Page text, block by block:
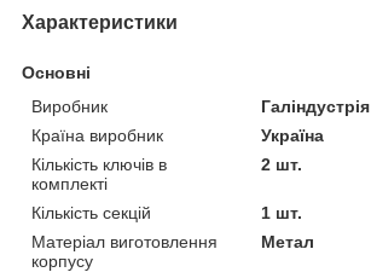
Характеристики
Основні
Виробник
Галіндустрія
Країна виробник
Україна
Кількість ключів в
комплекті
2 шт.
Кількість секцій
1 шт.
Матеріал виготовлення
корпусу
Метал